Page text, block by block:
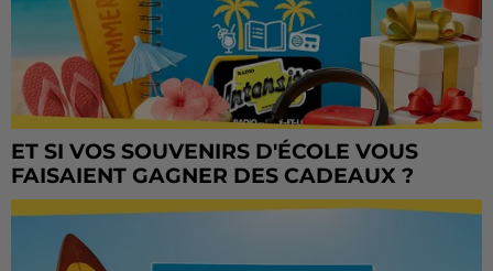
ET SI VOS SOUVENIRS D'ÉCOLE VOUS
FAISAIENT GAGNER DES CADEAUX ?